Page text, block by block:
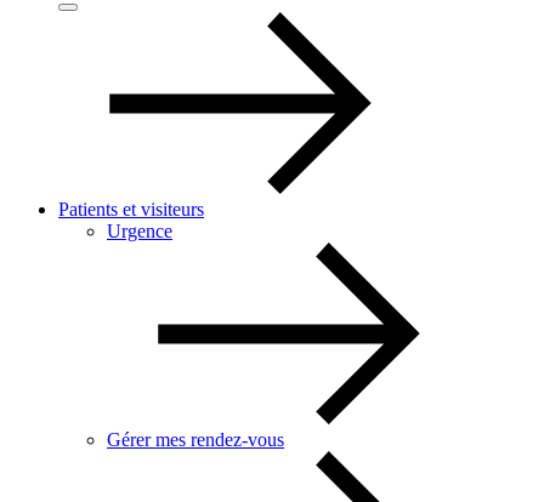
Patients et visiteurs
Urgence
Gérer mes rendez-vous